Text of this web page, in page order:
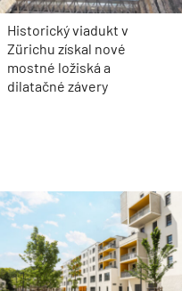
Historický viadukt v
Zürichu získal nové
mostné ložiská a
dilatačné závery